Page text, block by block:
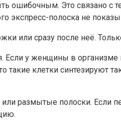
Это связано с
экспресс-полоска не
или сразу после неё.
у женщины в организме
такие клетки синтезируют
размытые полоски. Если